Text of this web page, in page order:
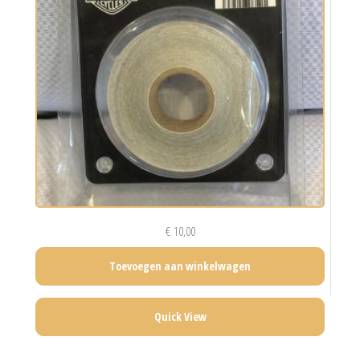
€10,00
Toevoegen aan winkelwagen
Quick View